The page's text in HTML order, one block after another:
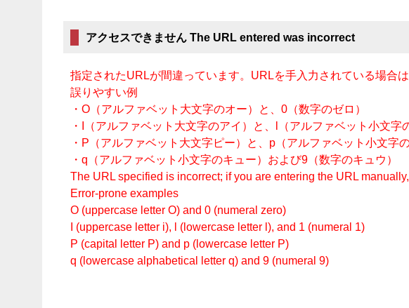
アクセスできません The URL entered was incorrect
指定されたURLが間違っています。URLを手入力されている場合
誤りやすい例
・O（アルファベット大文字のオー）と、0（数字のゼロ）
・I（アルファベット大文字のアイ）と、l（アルファベット小文字
・P（アルファベット大文字ピー）と、p（アルファベット小文字の
・q（アルファベット小文字のキュー）および9（数字のキュウ）
The URL specified is incorrect; if you are entering the URL
Error-prone examples
O (uppercase letter O) and 0 (numeral zero)
I (uppercase letter i), l (lowercase letter l), and 1 (numeral 1)
P (capital letter P) and p (lowercase letter P)
q (lowercase alphabetical letter q) and 9 (numeral 9)